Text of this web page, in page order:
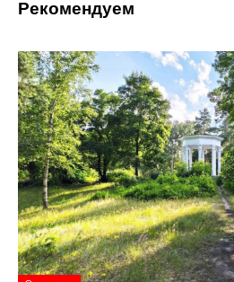
Рекомендуем